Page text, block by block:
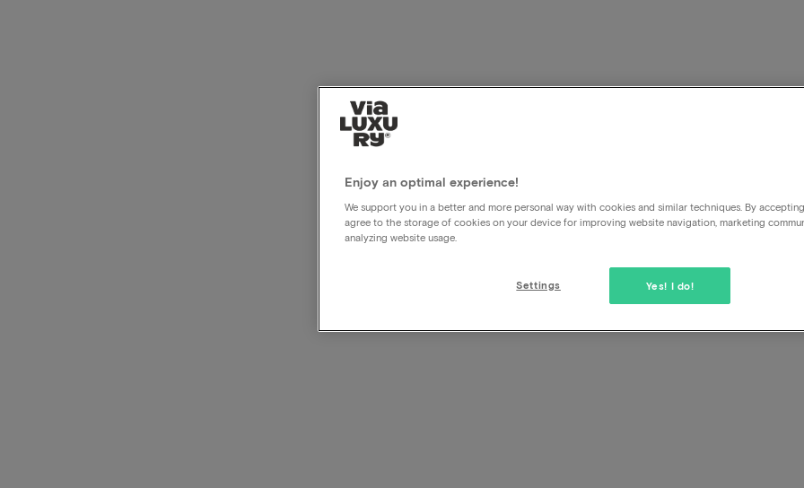
Enjoy an optimal experience!
We support you in a better and more personal way with cookies and similar techniques. By
agree to the storage of cookies on your device for improving website navigation, marketing
analyzing website usage.
Yes! I do!
Settings